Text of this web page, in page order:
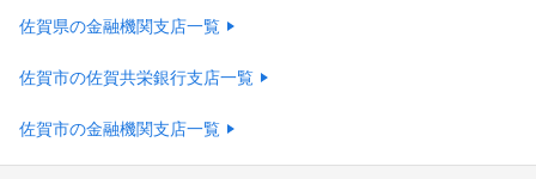
佐賀県の金融機関支店一覧
佐賀市の佐賀共栄銀行支店一覧
佐賀市の金融機関支店一覧